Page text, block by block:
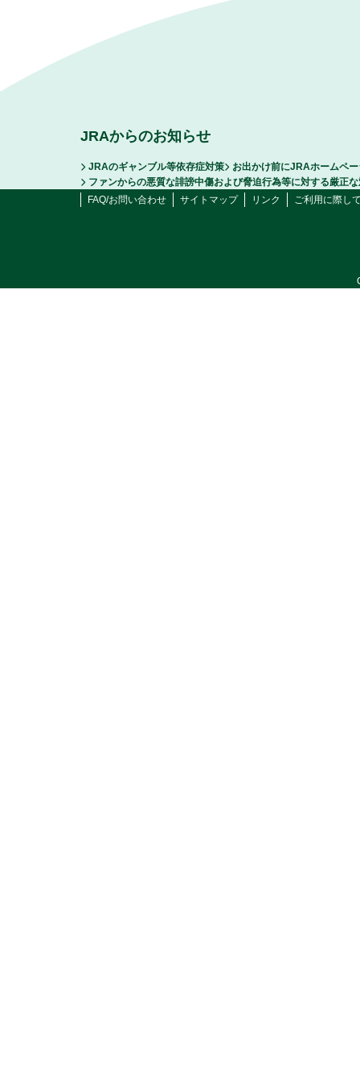
JRAからのお知らせ
JRAのギャンブル等依存症対策
お出かけ前にJRAホームペ
ファンからの悪質な誹謗中傷および脅迫行為等に対する厳正
FAQ/お問い合わせ
サイトマップ リンク ご利用に際し